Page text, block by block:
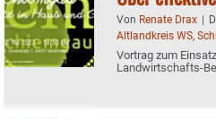
Von Renate Drax |
Altlandkreis WS,
Vortrag zum
Landwirtschafts-